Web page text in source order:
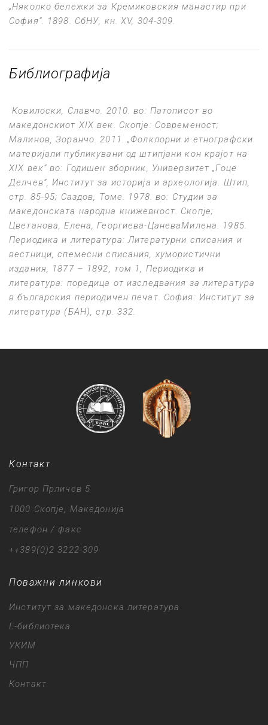
„Няколко бележки за Кремиковския манастир при
София“. 1898. СбНУ, кн. ХV, 304-309.
Библиографија
Ковилоски, Славчо. 2010. во: Патописот во
македонскиот XIX век . Скопје: Современост;
Малинов, Зоранчо. 2011. „Фолклорни и етнографски
материјали публикувани од штипјани кон крајот на
XIX век“ во: Годишен зборник , Универзитет „Гоце
Делчев“, Институт за историја и археологија. Штип,
стр. 85-95; Саздов, Томе. 1978. во: Студии за
македонската народна книжевност . Скопје;
Цветанова, Елена, Георгиева-ЦаневаМилена. 1985.
Периодика и литература: Литературни списания и
вестници, спемесни списания, хумористични
издания, 1877– 1892 , том 1, Периодика и
литература: поредица от изследвания за литература
в българския периодичен печат. София: Институт за
литература (БАН),стр. 332.
Контакт
Григор Прличев 5
1000 Скопје, Македонија
телефон / факс
++389(0)2 3222-309
Поважни линкови
Институт за македонска литература
Е-библиотека
УКИМ
ЧПП
Контакт